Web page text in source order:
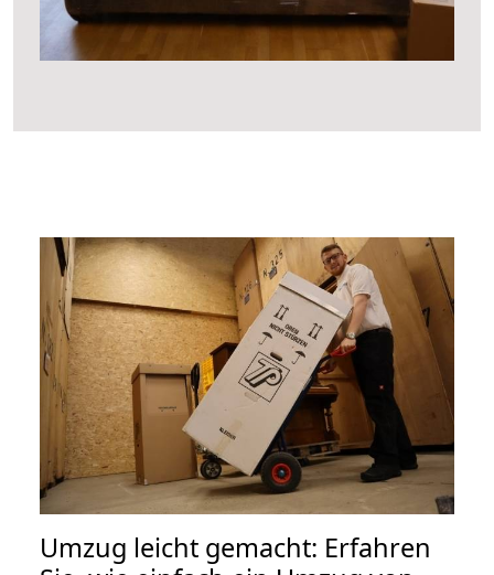
Umzug leicht gemacht: Erfahren